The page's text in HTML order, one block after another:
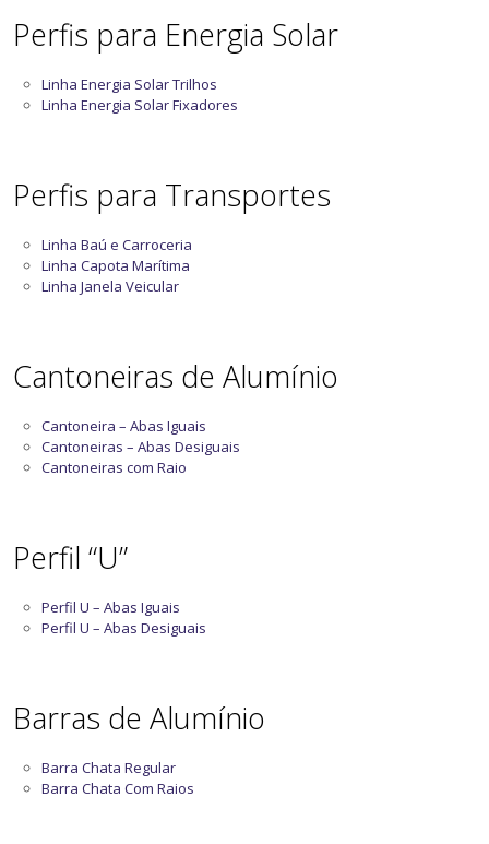
Perfis para Energia Solar
Linha Energia Solar Trilhos
Linha Energia Solar Fixadores
Perfis para Transportes
Linha Baú e Carroceria
Linha Capota Marítima
Linha Janela Veicular
Cantoneiras de Alumínio
Cantoneira – Abas Iguais
Cantoneiras – Abas Desiguais
Cantoneiras com Raio
Perfil “U”
Perfil U – Abas Iguais
Perfil U – Abas Desiguais
Barras de Alumínio
Barra Chata Regular
Barra Chata Com Raios